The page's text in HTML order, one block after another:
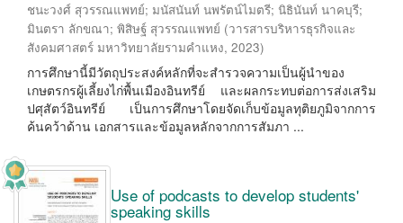
ชนะวงศ์ สุวรรณแพทย์; มนัสนันท์ นพรัตน์ไมตรี; นิธินันท์ นาคบุรี;
มินตรา ลักขณา; พิสิษฐ์ สุวรรณแพทย์ (วารสารบริหารธุรกิจและ
สังคมศาสตร์ มหาวิทยาลัยรามคำแหง, 2023)
การศึกษานี้มีวัตถุประสงค์หลักที่จะสำรวจความเป็นผู้นำของ
เกษตรกรผู้เลี้ยงไก่พื้นเมืองอินทรีย์ และผลกระทบต่อการส่งเสริม
ปศุสัตว์อินทรีย์ เป็นการศึกษาโดยจัดเก็บข้อมูลทุติยภูมิจากการ
ค้นคว้าด้าน เอกสารและข้อมูลหลักจากการสัมภา ...
Use of podcasts to develop students'
speaking skills